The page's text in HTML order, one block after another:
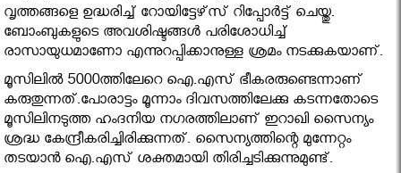
വൃത്തങ്ങളെ ഉദ്ധരിച്ച് റോയിട്ടേഴ്‌സ് റിപ്പോര്‍ട്ട് ചെയ്തു.
ബോംബുകളുടെ അവശിഷ്ടങ്ങള്‍ പരിശോധിച്ച്
രാസായുധമാണോ എന്നുറപ്പിക്കാനുള്ള ശ്രമം നടക്കുകയാണ്.
മൂസിലില്‍ 5000ത്തിലേറെ ഐ.എസ് ഭീകരരുണ്ടെന്നാണ്
കരുതുന്നത്.പോരാട്ടം മൂന്നാം ദിവസത്തിലേക്കു കടന്നതോടെ
മൂസിലിനടുത്ത ഹംദനിയ നഗരത്തിലാണ് ഇറാഖി സൈന്യം
ശ്രദ്ധ കേന്ദ്രീകരിച്ചിരിക്കുന്നത്. സൈന്യത്തിന്റെ മുന്നേറ്റം
തടയാന്‍ ഐ.എസ് ശക്തമായി തിരിച്ചടിക്കുന്നുമുണ്ട്.